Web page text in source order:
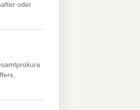
oder